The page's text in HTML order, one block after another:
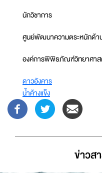
นักวิชาการ
ศูนย์พัฒนาความตระหนักด้า
องค์การพิพิธภัณฑ์วิทยาศาส
ดาวอังคาร
น้ำค้างแข็ง
ข่าวส